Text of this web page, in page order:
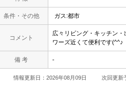
条件・その他 ガス:都市
コメント
広々リビング・キッチン
ワーズ近くて便利です(^^♪
備 考 -
情報更新日：2026年08月09日 次回更新